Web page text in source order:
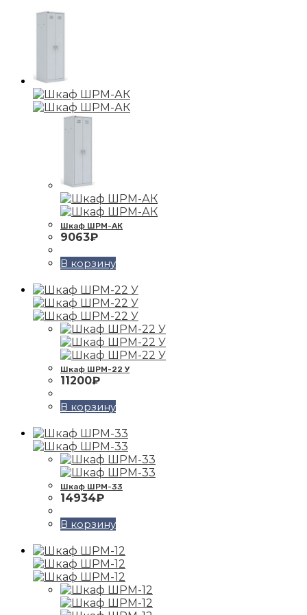
Шкаф ШРМ-АК
9063₽
В корзину
Шкаф ШРМ-22 У
11200₽
В корзину
Шкаф ШРМ-33
14934₽
В корзину